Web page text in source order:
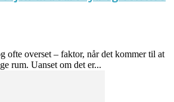
ofte overset – faktor, når det kommer til at
rum. Uanset om det er...